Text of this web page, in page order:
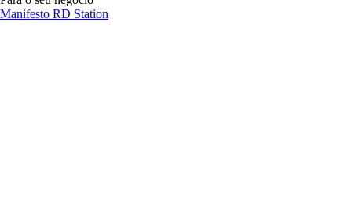
Manifesto RD Station